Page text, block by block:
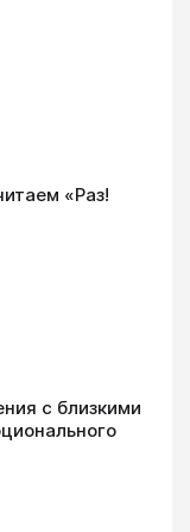
«Раз!
с близкими